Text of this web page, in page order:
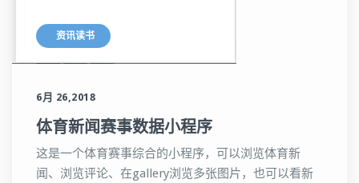
资讯读书
6月 26,2018
体育新闻赛事数据小程序
这是一个体育赛事综合的小程序，可以浏览体育新
闻、浏览评论、在gallery浏览多张图片，也可以看新